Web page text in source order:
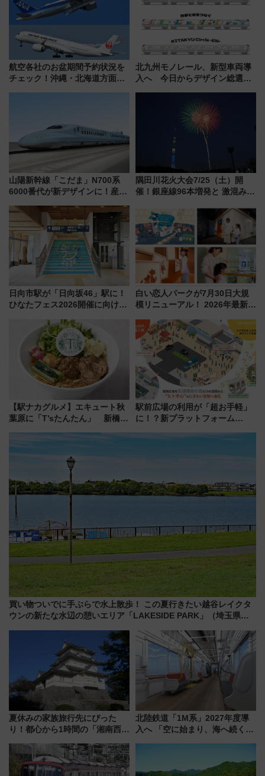
航空各社のお盆期間予約状況を
チェック！沖縄・北海道方面は
北九州モノレール、新型車両導
入へ 今日からデザイン総選挙
山陽新幹線「こだま」N700系
6000番代が新デザインに！産学
用は今冬から
隅田川花火大会7/25（土）開
催！銀座線96本増発と 激混みの
アクセス攻略法、2万発の花火が
都心の夜に！
日向市駅が「日向坂46」駅に！
ひなたフェス2026開催に向けJR
全力応援 夜行列車「ドリーム
おひさま号」も走る
白い恋人パークが7月30日大規
模リニューアル！ 2026年最新の
と料金・アクセスを徹底解説
（札幌市）
【駅ナカグルメ】エキュート秋
葉原に「T’sたんたん」 新橋に
饅」、オムライス専門店「肉と
たまご」新グルメ続々登場！
駅前広場の利用が「超お手軽」
に！？新プラットフォーム
マホで簡単申請 物販や演奏会な
買い物ついでに手ぶらで水上散歩！ この夏行きたい越谷レイクタ
ウンの新たな水辺の憩いエリア「LAKESIDE PARK」（埼玉県越
夏休みの家族旅行先にぴった
り！都心から1時間の「湘南西エ
島とは異なる魅力を持つ今夏の
注目スポット
北陸鉄道「1M系」2027年度導
入へ 「空に始まり、海へ続く」